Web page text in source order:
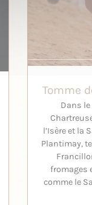
Tomme
Dans
l’Isère et la
Plantimay,
fromages
comme le